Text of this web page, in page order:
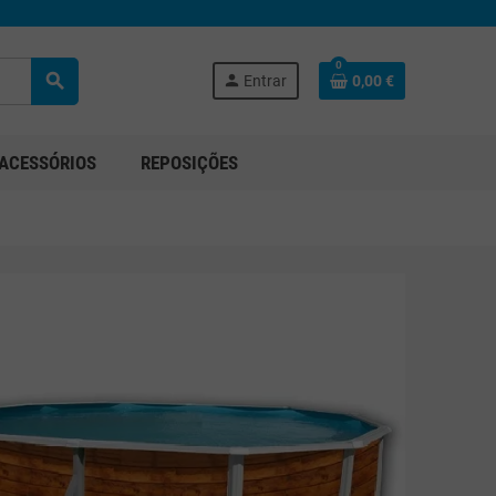
search person Entrar
0
0,00 €
REPOSIÇÕES